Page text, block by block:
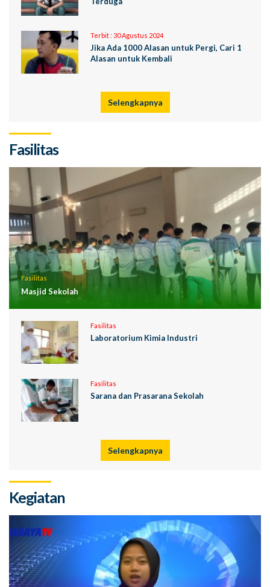
Terbit : 30 Agustus 2024
Jika Ada 1000 Alasan untuk Pergi, Cari 1
Alasan untuk Kembali
Selengkapnya
Fasilitas
Fasilitas
Masjid Sekolah
Fasilitas
Laboratorium Kimia Industri
Fasilitas
Sarana dan Prasarana Sekolah
Selengkapnya
Kegiatan